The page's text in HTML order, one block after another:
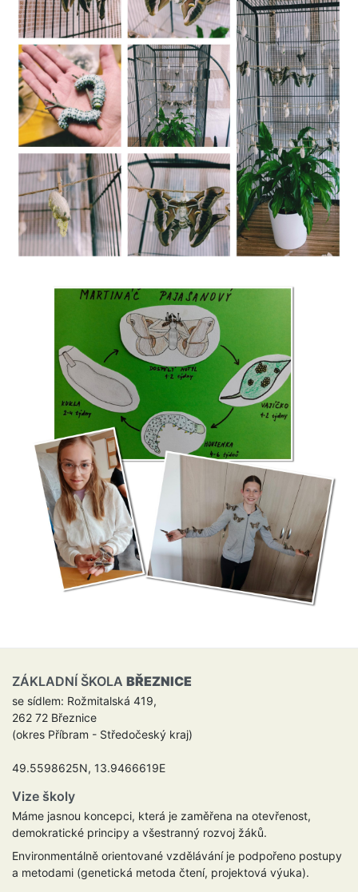
ZÁKLADNÍ ŠKOLA BŘEZNICE
se sídlem: Rožmitalská 419,
262 72 Březnice
(okres Příbram - Středočeský kraj)
49.5598625N, 13.9466619E
Vize školy
Máme jasnou koncepci, která je zaměřena na otevřenost,
demokratické principy a všestranný rozvoj žáků.
Environmentálně orientované vzdělávání je podpořeno postupy
a metodami (genetická metoda čtení, projektová výuka).